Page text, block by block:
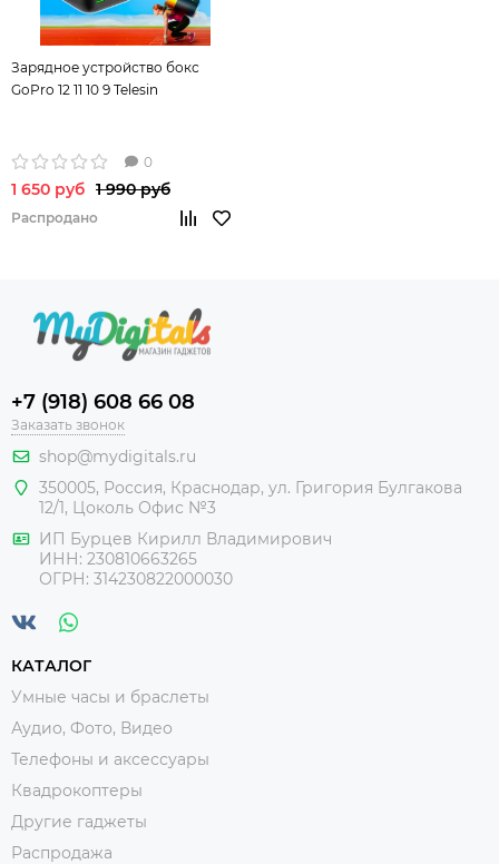
Зарядное устройство бокс
GoPro 12 11 10 9 Telesin
0
1 650 руб 1 990 руб
Распродано
+7 (918) 608 66 08
Заказать звонок
shop@mydigitals.ru
350005, Россия, Краснодар, ул. Григория Булгакова
12/1, Цоколь Офис №3
ИП Бурцев Кирилл Владимирович
ИНН: 230810663265
ОГРН: 314230822000030
КАТАЛОГ
Умные часы и браслеты
Аудио, Фото, Видео
Телефоны и аксессуары
Квадрокоптеры
Другие гаджеты
Распродажа